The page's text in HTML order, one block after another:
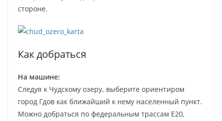
стороне.
Как добраться
На машине:
Следуя к Чудскому озеру, выберите ориентиром
город Гдов как ближайший к нему населенный пункт.
Можно добраться по федеральным трассам Е20,